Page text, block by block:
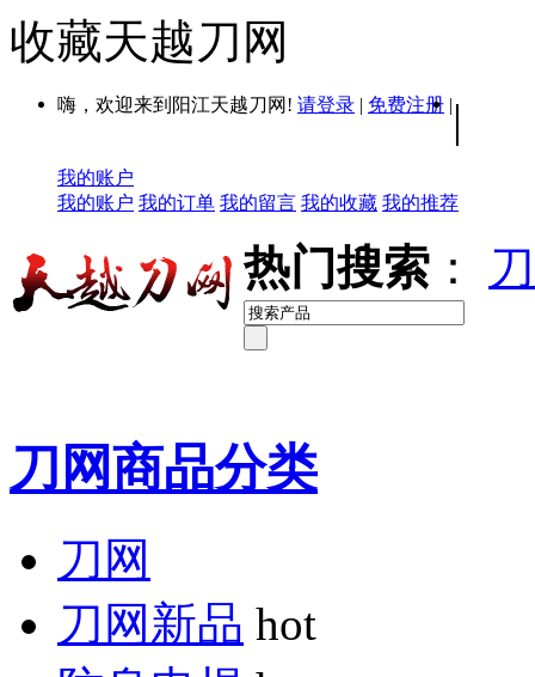
收藏天越刀网
嗨，欢迎来到阳江天越刀网! 请登录 | 免费注册 | |
我的账户
我的账户 我的订单 我的留言 我的收藏 我的推荐
热门搜索 ：
刀网商品分类
刀网
刀网新品 hot